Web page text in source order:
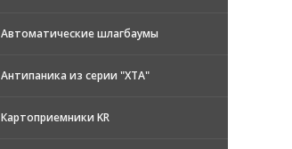
Автоматические шлагбаумы
Антипаника из серии "XTA"
Картоприемники KR